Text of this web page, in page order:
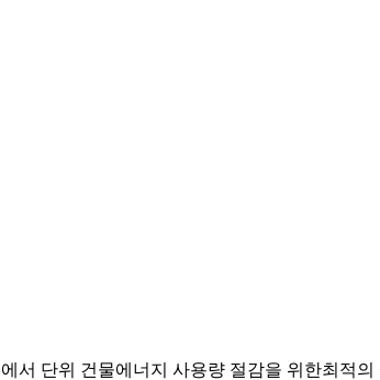
서 단위 건물에너지 사용량 절감을 위한최적